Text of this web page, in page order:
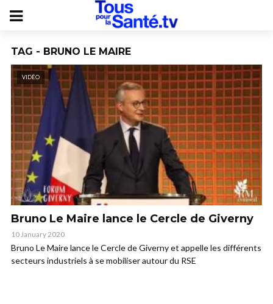
TAG - BRUNO LE MAIRE
VIDÉO
Bruno Le Maire lance le Cercle de Giverny
10 January 2020
Bruno Le Maire lance le Cercle de Giverny et appelle les différents
secteurs industriels à se mobiliser autour du RSE